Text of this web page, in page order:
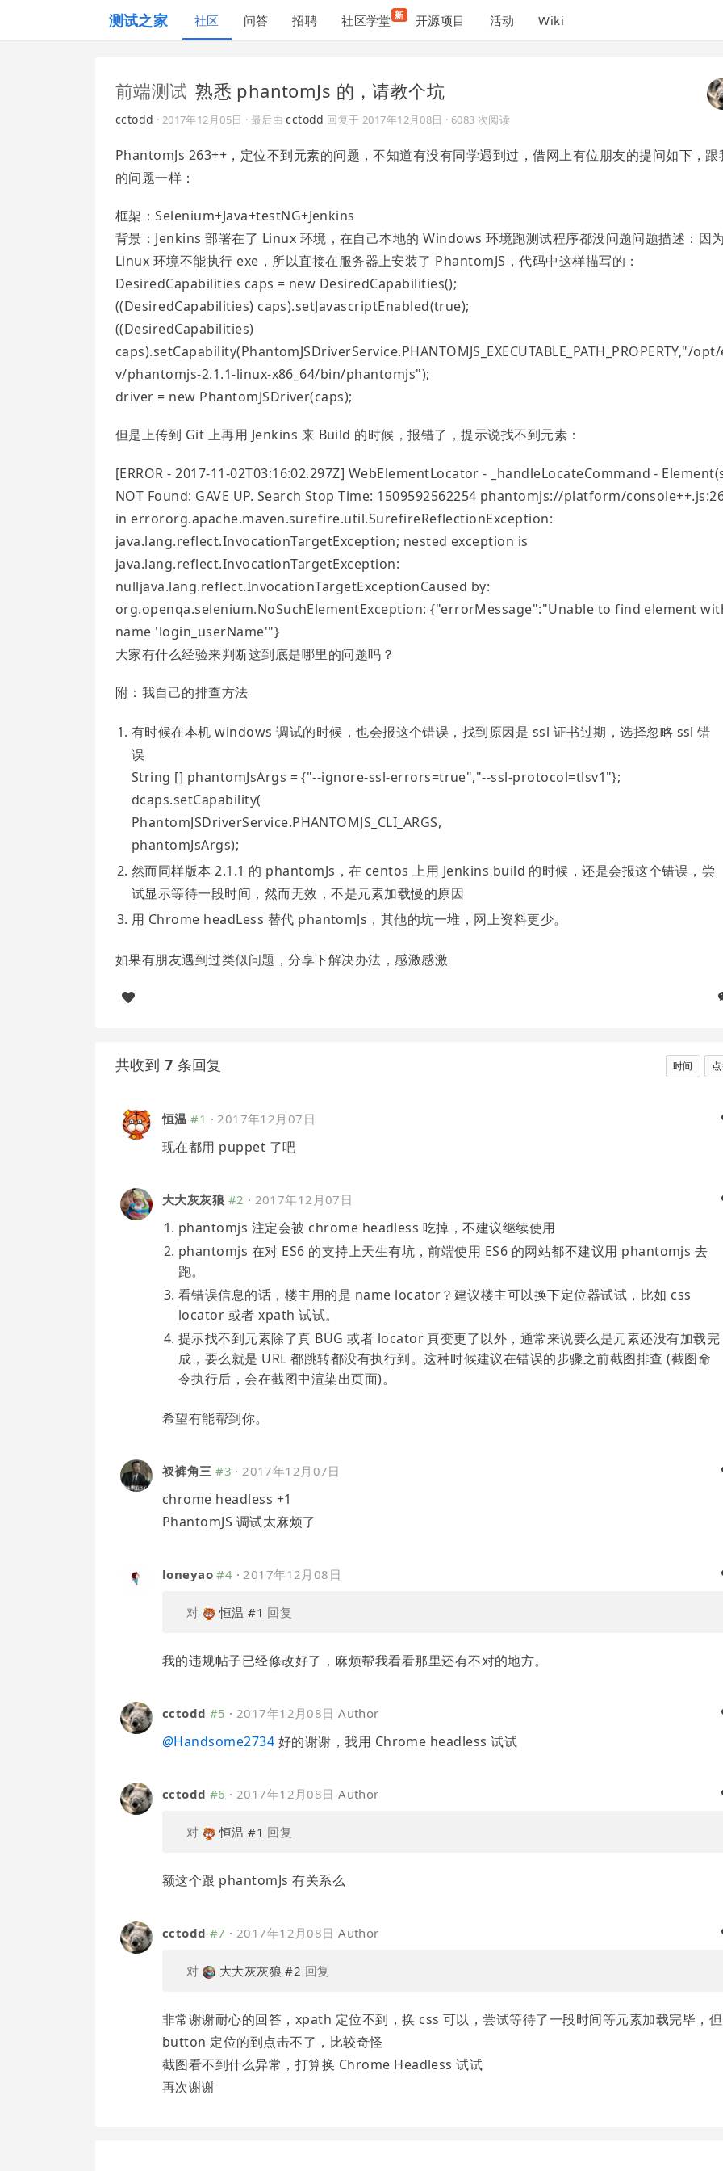
测试之家 社区 问答 招聘 社区学堂 新 开源项目 活动 Wiki
前端测试 熟悉 phantomJs 的，请教个坑
cctodd · 2017年12月05日 · 最后由cctodd 回复于2017年12月08日 · 6083 次阅读
PhantomJs 263++，定位不到元素的问题，不知道有没有同学遇到过，借网上有位朋友的提问如下，跟
的问题一样：
框架：Selenium+Java+testNG+Jenkins
背景：Jenkins 部署在了 Linux 环境，在自己本地的 Windows 环境跑测试程序都没问题问题描述：因
Linux 环境不能执行 exe，所以直接在服务器上安装了 PhantomJS，代码中这样描写的：
DesiredCapabilities caps = new DesiredCapabilities();
((DesiredCapabilities) caps).setJavascriptEnabled(true);
((DesiredCapabilities)
caps).setCapability(PhantomJSDriverService.PHANTOMJS_EXECUTABLE_PATH_PROPERTY,"/
v/phantomjs-2.1.1-linux-x86_64/bin/phantomjs");
driver = new PhantomJSDriver(caps);
但是上传到 Git 上再用 Jenkins 来 Build 的时候，报错了，提示说找不到元素：
[ERROR - 2017-11-02T03:16:02.297Z] WebElementLocator - _handleLocateCommand -
NOT Found: GAVE UP. Search Stop Time: 1509592562254 phantomjs://platform/
in errororg.apache.maven.surefire.util.SurefireReflectionException:
java.lang.reflect.InvocationTargetException; nested exception is
java.lang.reflect.InvocationTargetException:
nulljava.lang.reflect.InvocationTargetExceptionCaused by:
org.openqa.selenium.NoSuchElementException: {"errorMessage":"Unable to find element
name 'login_userName'"}
大家有什么经验来判断这到底是哪里的问题吗？
附：我自己的排查方法
有时候在本机 windows 调试的时候，也会报这个错误，找到原因是 ssl 证书过期，选择忽略 ssl 错
误
String [] phantomJsArgs = {"--ignore-ssl-errors=true","--ssl-protocol=tlsv1"};
dcaps.setCapability(
PhantomJSDriverService.PHANTOMJS_CLI_ARGS,
phantomJsArgs);
然而同样版本 2.1.1 的 phantomJs，在 centos 上用 Jenkins build 的时候，还是会报这个错误，尝
试显示等待一段时间，然而无效，不是元素加载慢的原因
用 Chrome headLess 替代 phantomJs，其他的坑一堆，网上资料更少。
如果有朋友遇到过类似问题，分享下解决办法，感激感激
共收到 7 条回复 时间
恒温 #1 ·2017年12月07日
现在都用 puppet 了吧
大大灰灰狼 #2 · 2017年12月07日
phantomjs 注定会被 chrome headless 吃掉，不建议继续使用
phantomjs 在对 ES6 的支持上天生有坑，前端使用 ES6 的网站都不建议用 phantomjs 去
跑。
看错误信息的话，楼主用的是 name locator？建议楼主可以换下定位器试试，比如 css
locator 或者 xpath 试试。
提示找不到元素除了真 BUG 或者 locator 真变更了以外，通常来说要么是元素还没有加载完
成，要么就是 URL 都跳转都没有执行到。这种时候建议在错误的步骤之前截图排查 (截图命
令执行后，会在截图中渲染出页面)。
希望有能帮到你。
衩裤角三 #3 ·2017年12月07日
chrome headless +1
PhantomJS 调试太麻烦了
loneyao #4 ·2017年12月08日
对 恒温 #1 回复
我的违规帖子已经修改好了，麻烦帮我看看那里还有不对的地方。
cctodd #5 ·2017年12月08日 Author
@Handsome2734 好的谢谢，我用 Chrome headless 试试
cctodd #6 ·2017年12月08日 Author
对 恒温 #1 回复
额这个跟 phantomJs 有关系么
cctodd #7 ·2017年12月08日 Author
对 大大灰灰狼 #2 回复
非常谢谢耐心的回答，xpath 定位不到，换 css 可以，尝试等待了一段时间等元素加载完毕，
button 定位的到点击不了，比较奇怪
截图看不到什么异常，打算换 Chrome Headless 试试
再次谢谢